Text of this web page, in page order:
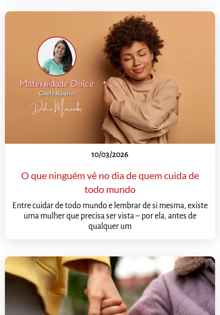
10/03/2026
O que ninguém vê no dia de quem cuida de
todo mundo
Entre cuidar de todo mundo e lembrar de si mesma, existe
uma mulher que precisa ser vista – por ela, antes de
qualquer um